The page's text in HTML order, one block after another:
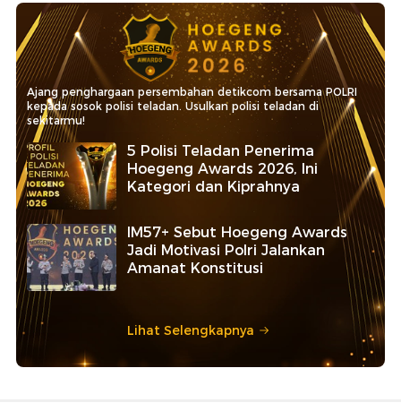
Ajang penghargaan persembahan detikcom bersama POLRI
kepada sosok polisi teladan. Usulkan polisi teladan di
sekitarmu!
5 Polisi Teladan Penerima
Hoegeng Awards 2026, Ini
Kategori dan Kiprahnya
IM57+ Sebut Hoegeng Awards
Jadi Motivasi Polri Jalankan
Amanat Konstitusi
Lihat Selengkapnya